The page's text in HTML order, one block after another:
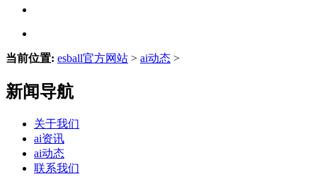
当前位置: esball官方网站 > ai动态 >
新闻导航
关于我们
ai资讯
ai动态
联系我们